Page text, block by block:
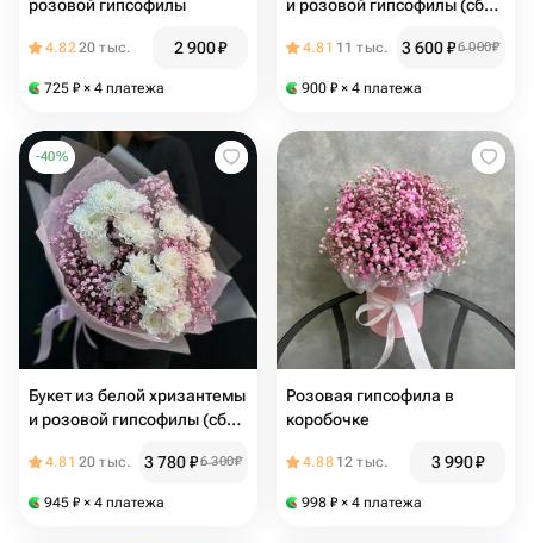
розовой гипсофилы
4.8220 тыс. 2 900₽
725 ₽ × 4 платежа
и розовой гипсофилы (сб
4.81 11 тыс. 3 600₽6 000₽
900 ₽ × 4 платежа
-40%
Букет из белой хризантемы
и розовой гипсофилы (сб
4.81 20 тыс. 3 780₽6 300₽
945 ₽ × 4 платежа
Розовая гипсофила в
коробочке
4.88 12 тыс. 3 990₽
998 ₽ × 4 платежа